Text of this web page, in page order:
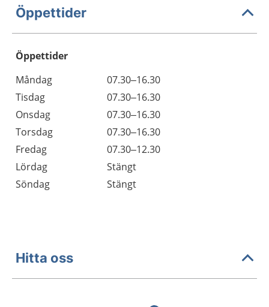
Öppettider
Öppettider
Dag
Öppettider
Kommentarer
Måndag
07.30–16.30
Tisdag
07.30–16.30
Onsdag
07.30–16.30
Torsdag
07.30–16.30
Fredag
07.30–12.30
Lördag
Stängt
Söndag
Stängt
Hitta oss